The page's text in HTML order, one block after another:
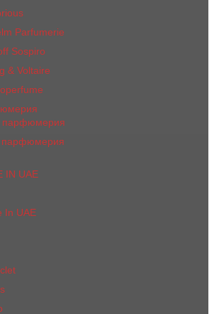
Parfumerie
Sospiro
& Voltaire
парфюмерия
парфюмерия
IN UAE
In UAE